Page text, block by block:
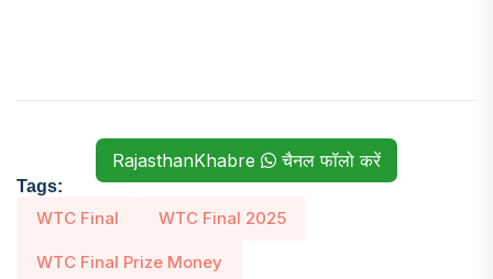
RajasthanKhabre चैनल फॉलो करें
Tags:
WTC Final WTC Final 2025
WTC Final Prize Money